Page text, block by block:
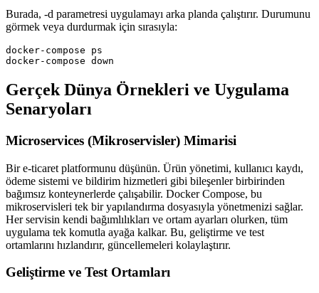
Burada, -d parametresi uygulamayı arka planda çalıştırır. Durumunu
görmek veya durdurmak için sırasıyla:
docker-compose ps
docker-compose down
Gerçek Dünya Örnekleri ve Uygulama
Senaryoları
Microservices (Mikroservisler) Mimarisi
Bir e-ticaret platformunu düşünün. Ürün yönetimi, kullanıcı kaydı,
ödeme sistemi ve bildirim hizmetleri gibi bileşenler birbirinden
bağımsız konteynerlerde çalışabilir. Docker Compose, bu
mikroservisleri tek bir yapılandırma dosyasıyla yönetmenizi sağlar.
Her servisin kendi bağımlılıkları ve ortam ayarları olurken, tüm
uygulama tek komutla ayağa kalkar. Bu, geliştirme ve test
ortamlarını hızlandırır, güncellemeleri kolaylaştırır.
Geliştirme ve Test Ortamları